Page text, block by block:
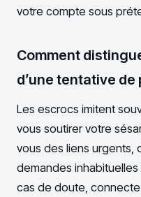
votre compte sous
Comment
d’une tentative
Les escrocs imitent
vous soutirer votre
vous des liens urgents,
demandes inhabituelles
cas de doute,